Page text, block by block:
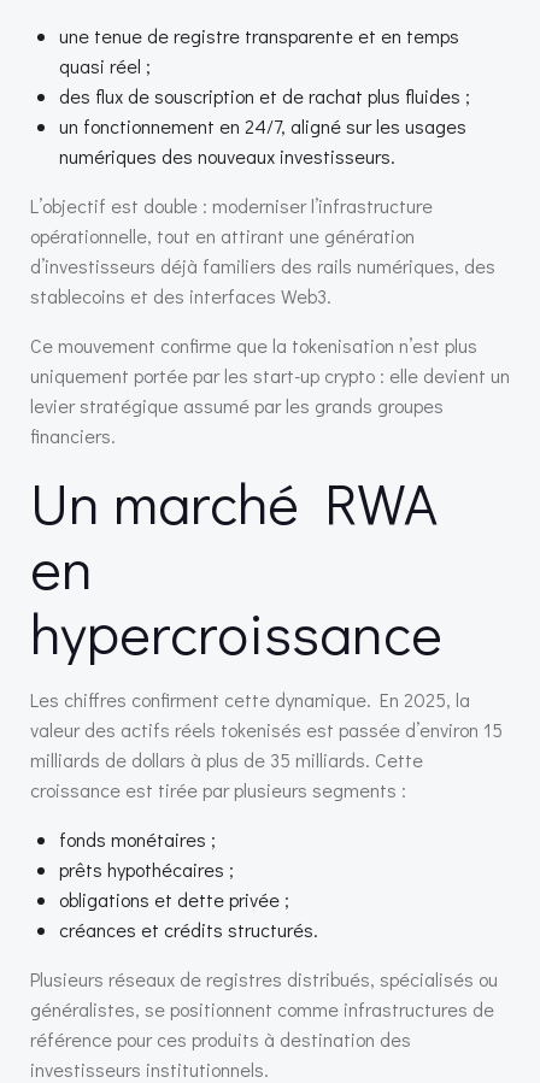
une tenue de registre transparente et en temps
quasi réel ;
des flux de souscription et de rachat plus fluides ;
un fonctionnement en 24/7, aligné sur les usages
numériques des nouveaux investisseurs.
L’objectif est double : moderniser l’infrastructure
opérationnelle, tout en attirant une génération
d’investisseurs déjà familiers des rails numériques, des
stablecoins et des interfaces Web3.
Ce mouvement confirme que la tokenisation n’est plus
uniquement portée par les start-up crypto : elle devient un
levier stratégique assumé par les grands groupes
financiers.
Un marché RWA
en
hypercroissance
Les chiffres confirment cette dynamique. En 2025, la
valeur des actifs réels tokenisés est passée d’environ 15
milliards de dollars à plus de 35 milliards. Cette
croissance est tirée par plusieurs segments :
fonds monétaires ;
prêts hypothécaires ;
obligations et dette privée ;
créances et crédits structurés.
Plusieurs réseaux de registres distribués, spécialisés ou
généralistes, se positionnent comme infrastructures de
référence pour ces produits à destination des
investisseurs institutionnels.